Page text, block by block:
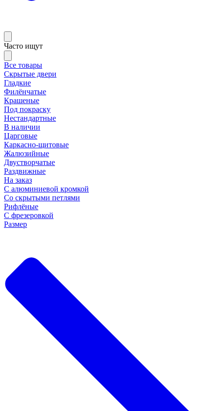
Часто ищут
Все товары
Скрытые двери
Гладкие
Филёнчатые
Крашеные
Под покраску
Нестандартные
В наличии
Царговые
Каркасно-щитовые
Жалюзийные
Двустворчатые
Раздвижные
На заказ
С алюминиевой кромкой
Со скрытыми петлями
Рифлёные
С фрезеровкой
Размер